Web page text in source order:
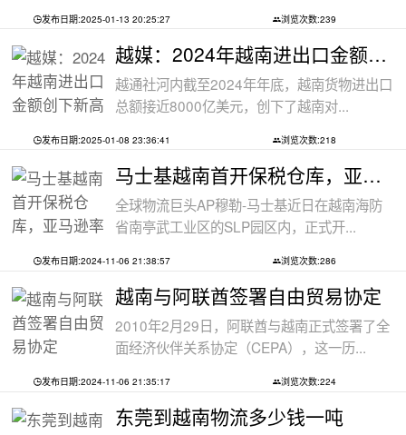
发布日期:2025-01-13 20:25:27 浏览次数:239
越媒：2024年越南进出口金额创下新高纪录
越通社河内截至2024年年底，越南货物进出口
总额接近8000亿美元，创下了越南对...
发布日期:2025-01-08 23:36:41 浏览次数:218
马士基越南首开保税仓库，亚马逊率先入
全球物流巨头AP穆勒-马士基近日在越南海防
省南亭武工业区的SLP园区内，正式开...
发布日期:2024-11-06 21:38:57 浏览次数:286
越南与阿联酋签署自由贸易协定
2010年2月29日，阿联酋与越南正式签署了全
面经济伙伴关系协定（CEPA），这一历...
发布日期:2024-11-06 21:35:17 浏览次数:224
东莞到越南物流多少钱一吨